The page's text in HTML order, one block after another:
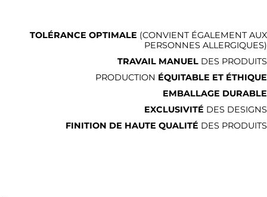
TOLÉRANCE OPTIMALE (CONVIENT ÉGALEMENT AUX
PERSONNES ALLERGIQUES)
TRAVAIL MANUEL DES PRODUITS
PRODUCTION ÉQUITABLE ET ÉTHIQUE
EMBALLAGE DURABLE
EXCLUSIVITÉ DES DESIGNS
FINITION DE HAUTE QUALITÉ DES PRODUITS